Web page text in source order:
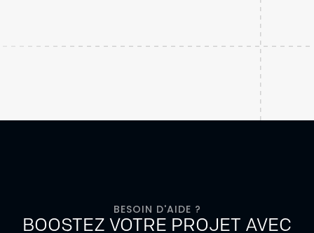
BESOIN D'AIDE ?
BOOSTEZ VOTRE PROJET AVEC